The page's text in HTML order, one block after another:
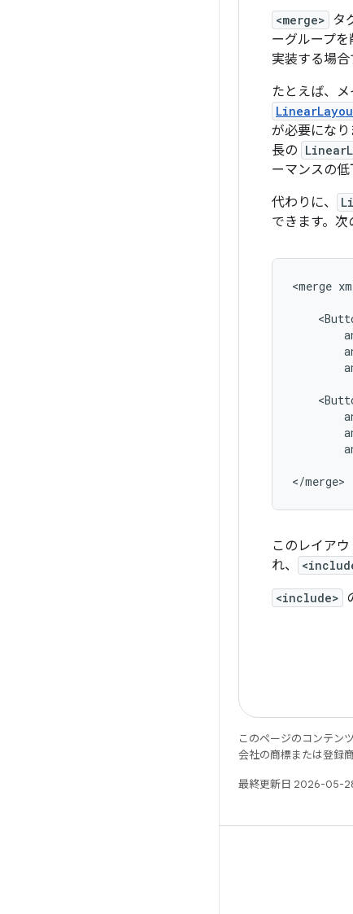
<merge> タ
ーグループを
実装する場合
たとえば、
が必要にな
長の
ーマンスの低
代わりに、
できます。
<merge
</merge>
このレイア
れ、
<include>
このページのコンテン
会社の商標または登録商
最終更新日 2026-05-28